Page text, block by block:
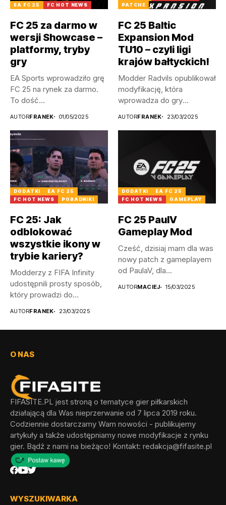
EA FC 25 FC HOT NEWS
FC 25 za darmo w
wersji Showcase –
platformy, tryby
gry
EA Sports wprowadziło grę
FC 25 na rynek za darmo.
To dość...
AUTORFRANEK 01/05/2025
PATCHE
FC 25 Baltic
Expansion Mod
TU10 – czyli ligi
krajów bałtyckich!
Modder Radvils opublikował
modyfikację, która
wprowadza do gry
AUTORFRANEK 23/03/2025
DODATKI
EA FC 25
FC HOT NEWS
PORADNIKI
FC 25: Jak
odblokować
wszystkie ikony w
trybie kariery?
Modderzy z FIFA Infinity
udostępnili prosty sposób,
który prowadzi do
AUTORFRANEK 23/03/2025
DODATKI
EA FC 25
FC HOT NEWS
GAMEPLAY
FC 25 PaulV
Gameplay Mod
Cześć, dzisiaj mam dla was
nowy patch z gameplayem
od PaulaV, dla...
AUTORMACIEJ 15/03/2025
O NAS
FIFASITE.PL jest stroną o tematyce gier piłkarskich
działającą dla Was nieprzerwanie od 7 lipca 2019 roku.
Codziennie dostarczamy Wam nowości - publikujemy
artykuły a także udostępniamy nowe modyfikacje z rynku
gier. Bądź z nami na bieżąco! Kontakt: redakcja@fifasite.pl
WYSZUKIWARKA